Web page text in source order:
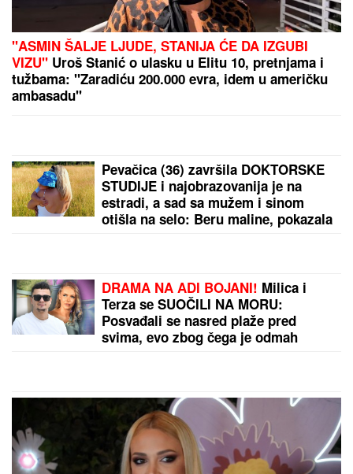
(FOTO) KRIŠOM JE SLIKAO U ŠETNJIAleksej
Bjelogrlić ne može da sakrije koliko je zaljubljen,
pokazao kako Sara uživa na zajedničkom letovanju
Kolica za sina Anastasije Gudelj i Nemanje koštaju
kao polovan automobil: Cena iznenadila sve, a tek
izgled